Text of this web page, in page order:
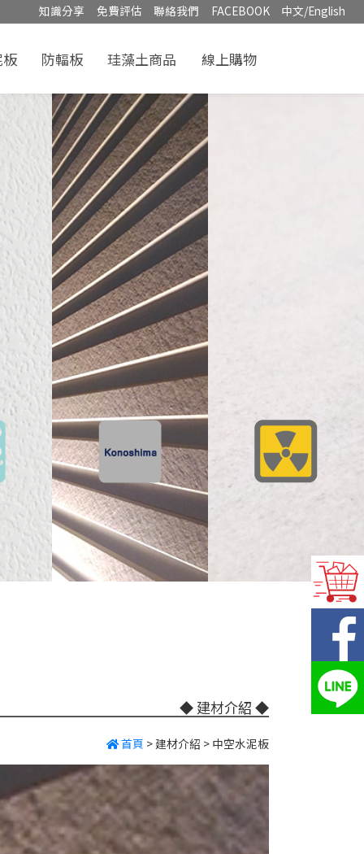
知識分享 免費評估 聯絡我們 FACEBOOK 中文/English
防輻板 珪藻土商品 線上購物
◆ 建材介紹 ◆
首頁 >建材介紹 > 中空水泥板